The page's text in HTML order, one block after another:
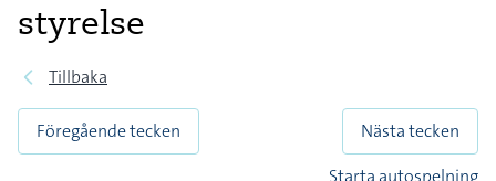
styrelse
Tillbaka
Föregående tecken
Nästa tecken
Starta autospelning